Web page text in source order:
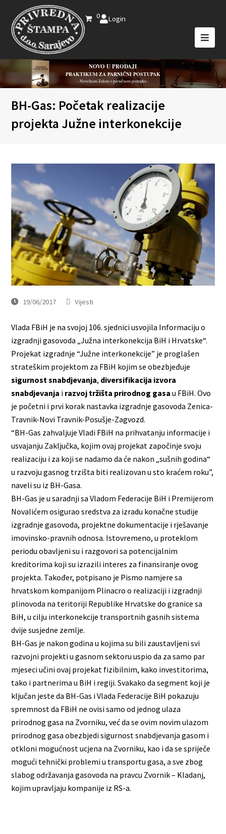
0 Login
NOVO U PRODAJI
PRAKTIKUM ZA PARNIČNI POSTUPAK
- Novelirani Zakon o parničnom postupku -
BH-Gas: Početak realizacije
projekta Južne interkonekcije
19/06/2017 Vijesti
Vlada FBiH je na svojoj 106. sjednici usvojila Informaciju o
izgradnji gasovoda „Južna interkonekcija BiH i Hrvatske“.
Projekat izgradnje “Južne interkonekcije” je proglašen
strateškim projektom za FBiH kojim se obezbjeđuje
sigurnost snabdjevanja, diversifikacija izvora
snabdjevanja i razvoj tržišta prirodnog gasa u FBiH. Ovo
je početni i prvi korak nastavka izgradnje gasovoda Zenica-
Travnik-Novi Travnik-Posušje-Zagvozd.
“BH-Gas zahvaljuje Vladi FBiH na prihvatanju informacije i
usvajanju Zaključka, kojim ovaj projekat započinje svoju
realizaciju i za koji se nadamo da će nakon „sušnih godina“
u razvoju gasnog trzišta biti realizovan u sto kraćem roku”,
naveli su iz BH-Gasa.
BH-Gas je u saradnji sa Vladom Federacije BiH i Premijerom
Novalićem osigurao sredstva za izradu konačne studije
izgradnje gasovoda, projektne dokumentacije i rješavanje
imovinsko-pravnih odnosa. Istovremeno, u proteklom
periodu obavljeni su i razgovori sa potencijalnim
kreditorima koji su izrazili interes za finansiranje ovog
projekta. Također, potpisano je Pismo namjere sa
hrvatskom kompanijom Plinacro o realizaciji i izgradnji
plinovoda na teritoriji Republike Hrvatske do granice sa
BiH, u cilju interkonekcije transportnih gasnih sistema
dvije susjedne zemlje.
BH-Gas je nakon godina u kojima su bili zaustavljeni svi
razvojni projekti u gasnom sektoru uspio da za samo par
mjeseci učini ovaj projekat fizibilnim, kako investitorima,
tako i partnerima u BiH i regiji. Svakako da segment koji je
ključan jeste da BH-Gas i Vlada Federacije BiH pokazuju
spremnost da FBiH ne ovisi samo od jednog ulaza
prirodnog gasa na Zvorniku, već da se ovim novim ulazom
prirodnog gasa obezbjedi sigurnost snabdjevanja gasom i
otkloni mogućnost ucjena na Zvorniku, kao i da se spriječe
mogući tehnički problemi u transportu gasa, a sve zbog
slabog održavanja gasovoda na pravcu Zvornik – Kladanj,
kojim upravljaju kompanije iz RS-a.